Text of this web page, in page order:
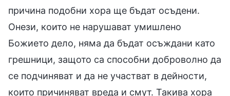
причина подобни хора ще бъдат осъдени.
Онези, които не нарушават умишлено
Божието дело, няма да бъдат осъждани като
грешници, защото са способни доброволно да
се подчиняват и да не участват в дейности,
които причиняват вреда и смут. Такива хора